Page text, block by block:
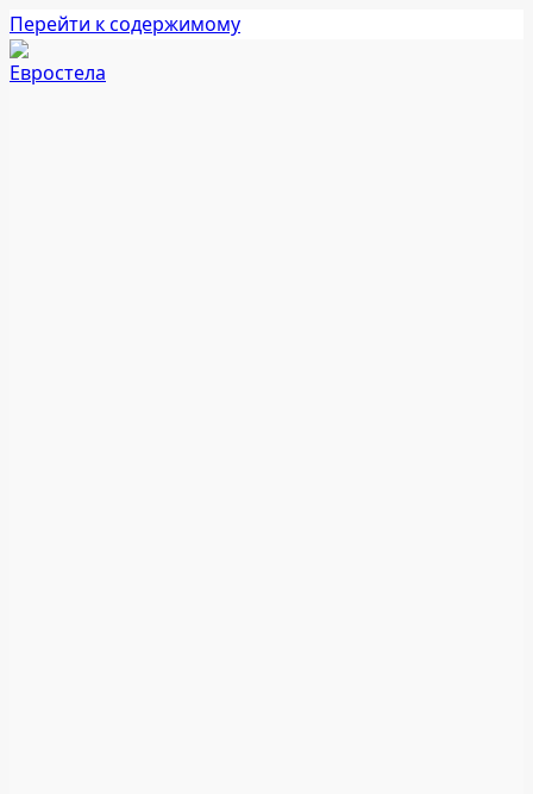
Перейти к содержимому